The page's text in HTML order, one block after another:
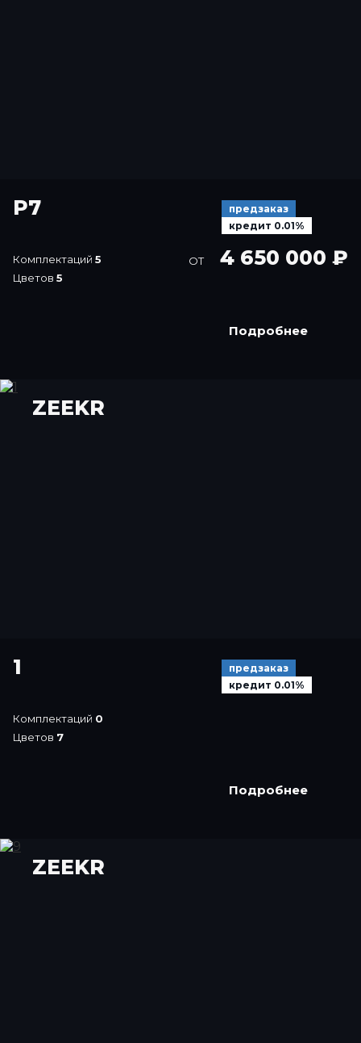
P7
предзаказ
кредит 0.01%
Комплектаций 5
Цветов 5
ОТ 4 650 000 ₽
Подробнее
ZEEKR
1
предзаказ
кредит 0.01%
Комплектаций 0
Цветов 7
Подробнее
ZEEKR